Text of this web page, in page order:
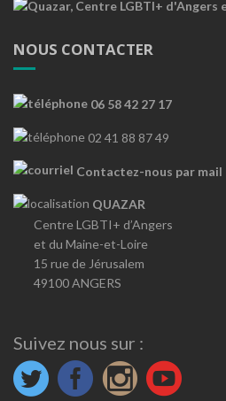
NOUS CONTACTER
06 58 42 27 17
02 41 88 87 49
Contactez-nous par mail
QUAZAR
Centre LGBTI+ d’Angers
et du Maine-et-Loire
15 rue de Jérusalem
49100 ANGERS
Suivez nous sur :